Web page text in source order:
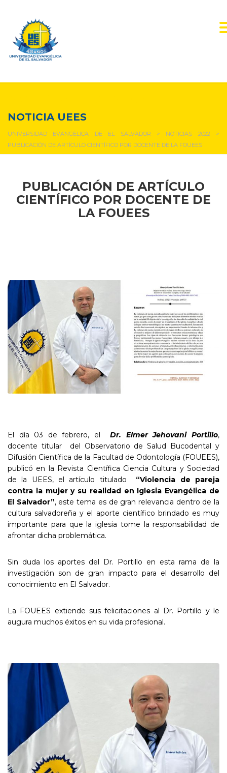
NOTICIA UEES
UNIVERSIDAD EVANGÉLICA DE EL SALVADOR > NOTICIAS 2022>
PUBLICACIÓN DE ARTÍCULO CIENTÍFICO POR DOCENTE DE LA FOUEES
PUBLICACIÓN DE ARTÍCULO
CIENTÍFICO POR DOCENTE DE
LA FOUEES
El día 03 de febrero, el Dr. Elmer Jehovani Portillo,
docente titular del Observatorio de Salud Bucodental y
Difusión Científica de la Facultad de Odontología (FOUEES),
publicó en la Revista Científica Ciencia Cultura y Sociedad
de la UEES, el artículo titulado
“Violencia de pareja
contra la mujer y su realidad en Iglesia Evangélica de
El Salvador”, este tema es de gran relevancia dentro de la
cultura salvadoreña y el aporte científico brindado es muy
importante para que la iglesia tome la responsabilidad de
afrontar dicha problemática.
Sin duda los aportes del Dr. Portillo en esta rama de la
investigación son de gran impacto para el desarrollo del
conocimiento en El Salvador.
La FOUEES extiende sus felicitaciones al Dr. Portillo y le
augura muchos éxitos en su vida profesional.